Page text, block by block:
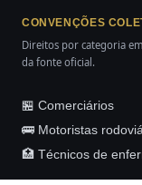
CONVENÇÕES
Direitos por categoria
da fonte oficial.
🏪 Comerciários
🚌 Motoristas
🏥 Técnicos de